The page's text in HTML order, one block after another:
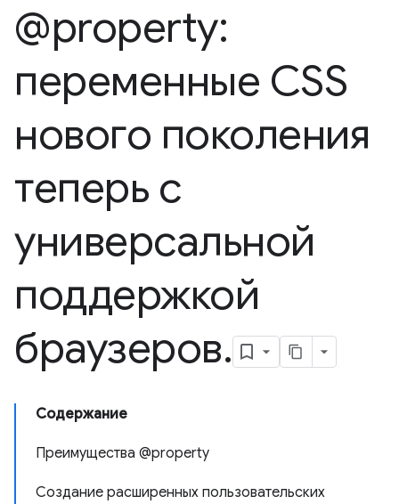
@property:
переменные CSS
нового поколения
теперь с
универсальной
поддержкой
браузеров.
Содержание
Преимущества @property
Создание расширенных пользовательских